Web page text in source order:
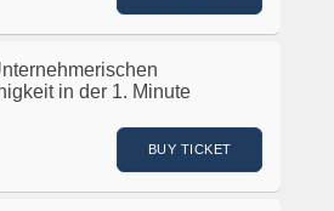
in der 1. Minute
BUY TICKET